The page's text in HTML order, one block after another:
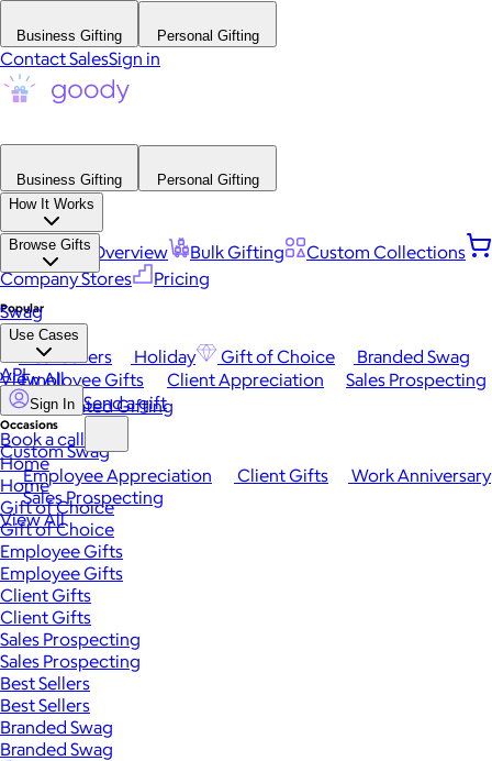
Business Gifting Personal Gifting
Contact SalesSign in
Business Gifting
Personal Gifting
How It Works
Platform Overview Bulk Gifting
Custom Collections
Company Stores
Pricing
Browse Gifts
Popular
Best Sellers Holiday Gift of Choice
Branded Swag
View All
Occasions
Employee Appreciation Client Gifts
Work Anniversary
Sales Prospecting
View All
Swag
Use Cases
Employee Gifts Client Appreciation
Sales Prospecting
Automated Gifting
Custom Swag
API
Sign In Send a gift
Book a call
Home
Home
Gift of Choice
Gift of Choice
Employee Gifts
Employee Gifts
Client Gifts
Client Gifts
Sales Prospecting
Sales Prospecting
Best Sellers
Best Sellers
Branded Swag
Branded Swag